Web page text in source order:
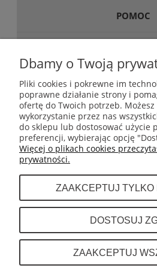
POMOC
MOJE KONTO
GWARANCJA I
O NAS
Dystrybutor sprzętu do
thai) takich marek jak
Twins, Cleto Reyes.
INFOLINIA: +48
Dbamy o Twoją
Pliki cookies i pokrewne im
poprawne działanie strony i
ofertę do Twoich potrzeb. Możesz
wykorzystanie przez nas
do sklepu lub dostosować użycie
preferencji, wybierając opcję
Więcej o plikach cookies
prywatności.
ZAAKCEPTUJ TYLKO
DOSTOSUJ
ZAAKCEPTUJ